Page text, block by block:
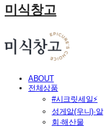
미식창고
ABOUT
전체상품
#시크릿세일⚡
성게알(우니)·알
회·해산물